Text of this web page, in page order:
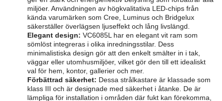
miljöer. Användningen av högkvalitativa LED-chips från
kända varumärken som Cree, Luminus och Bridgelux
säkerställer överlägsen ljuseffekt och lång livslängd.
Elegant design: VC6085L har en elegant vit ram som
sömlöst integreras i olika inredningsstilar. Dess
minimalistiska design gör att den enkelt smälter in i tak,
väggar eller utomhusmiljöer, vilket gör den till ett idealiskt
val för hem, kontor, gallerier och mer.
Förbättrad säkerhet: Dessa strålkastare är klassade som
klass III och är designade med säkerhet i åtanke. De är
lämpliga för installation i områden där fukt kan förekomma,